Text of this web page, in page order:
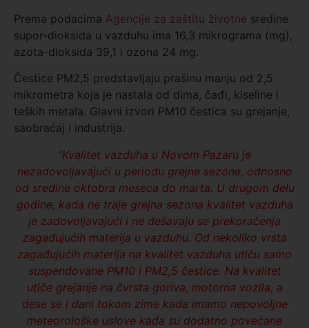
Prema podacima Agencije za zaštitu životne sredine
supor-dioksida u vazduhu ima 16,3 mikrograma (mg),
azota-dioksida 39,1 i ozona 24 mg.
Čestice PM2,5 predstavljaju prašinu manju od 2,5
mikrometra koja je nastala od dima, čađi, kiseline i
teških metala. Glavni izvori PM10 čestica su grejanje,
saobraćaj i industrija.
“Kvalitet vazduha u Novom Pazaru je
nezadovoljavajući u periodu grejne sezone, odnosno
od sredine oktobra meseca do marta. U drugom delu
godine, kada ne traje grejna sezona kvalitet vazduha
je zadovoljavajući i ne dešavaju se prekoračenja
zagađujućih materija u vazduhu. Od nekoliko vrsta
zagađujućih materija na kvalitet vazduha utiču samo
suspendovane PM10 i PM2,5 čestice. Na kvalitet
utiče grejanje na čvrsta goriva, motorna vozila, a
dese se i dani tokom zime kada imamo nepovoljne
meteorološke uslove kada su dodatno povećane